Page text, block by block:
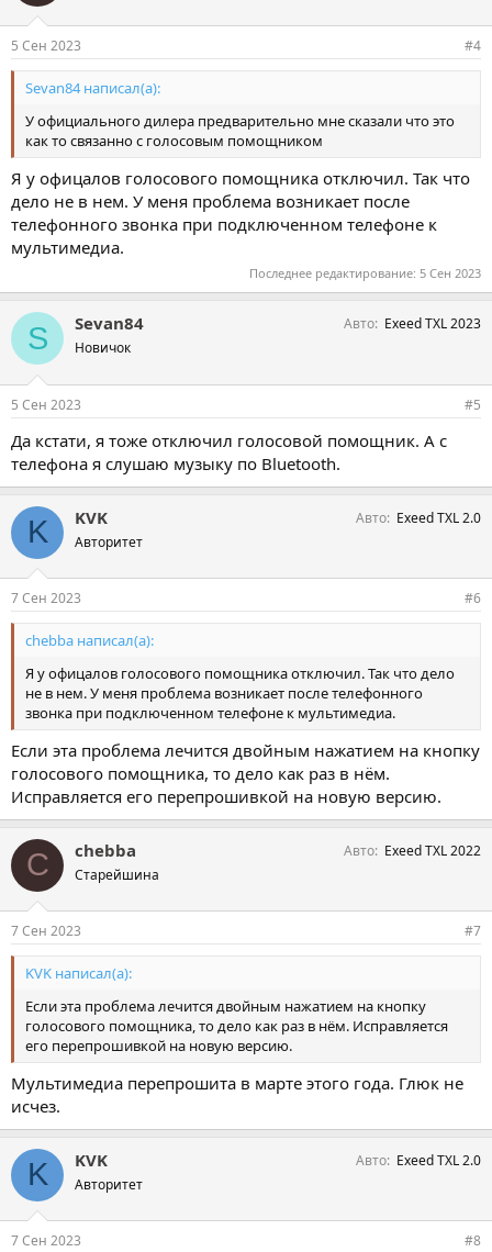
5 Сен 2023 #4
Sevan84 написал(а):
У официального дилера предварительно мне сказали что это
как то связанно с голосовым помощником
Я у офицалов голосового помощника отключил. Так что
дело не в нем. У меня проблема возникает после
телефонного звонка при подключенном телефоне к
мультимедиа.
Последнее редактирование: 5 Сен 2023
S Sevan84
Новичок
Авто Exeed TXL 2023
5 Сен 2023 #5
Да кстати, я тоже отключил голосовой помощник. А с
телефона я слушаю музыку по Bluetooth.
K KVK
Авторитет
Авто Exeed TXL 2.0
7 Сен 2023 #6
chebba написал(а):
Я у офицалов голосового помощника отключил. Так что дело
не в нем. У меня проблема возникает после телефонного
звонка при подключенном телефоне к мультимедиа.
Если эта проблема лечится двойным нажатием на кнопку
голосового помощника, то дело как раз в нём.
Исправляется его перепрошивкой на новую версию.
C chebba
Старейшина
Авто Exeed TXL 2022
7 Сен 2023 #7
KVK написал(а):
Если эта проблема лечится двойным нажатием на кнопку
голосового помощника, то дело как раз в нём. Исправляется
его перепрошивкой на новую версию.
Мультимедиа перепрошита в марте этого года. Глюк не
исчез.
K KVK
Авторитет
Авто Exeed TXL 2.0
7 Сен 2023 #8